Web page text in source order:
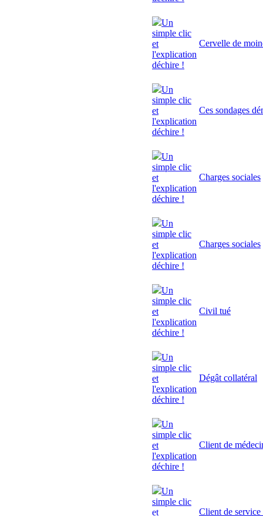
Un
simple clic
et
l'explication
déchire !
Cervelle de
Un
simple clic
et
l'explication
déchire !
Ces sondages
Un
simple clic
et
l'explication
déchire !
Charges sociales
Un
simple clic
et
l'explication
déchire !
Charges sociales
Un
simple clic
et
l'explication
déchire !
Civil tué
Un
simple clic
et
l'explication
déchire !
Dégât collatéral
Un
simple clic
et
l'explication
déchire !
Client de
Un
simple clic
et
Client de